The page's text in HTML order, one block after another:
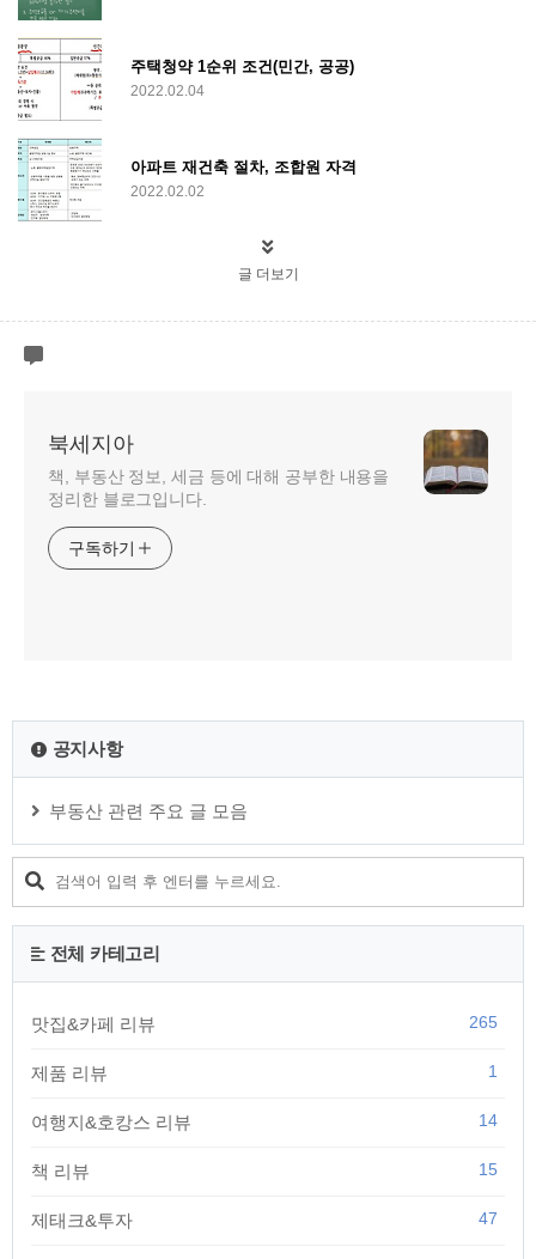
주택청약 1순위 조건(민간, 공공)
2022.02.04
아파트 재건축 절차, 조합원 자격
2022.02.02
글 더보기
북세지아
책, 부동산 정보, 세금 등에 대해 공부한 내용을
정리한 블로그입니다.
구독하기
공지사항
부동산 관련 주요 글 모음
전체 카테고리
맛집&카페 리뷰 265
제품 리뷰 1
여행지&호캉스 리뷰 14
책 리뷰 15
제태크&투자 47